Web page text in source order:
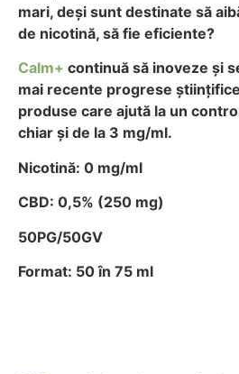
mari, deși sunt destinate să
de nicotină, să fie eficiente?
Calm+ continuă să inoveze și
mai recente progrese
produse care ajută la un
chiar și de la 3 mg/ml.
Nicotină: 0 mg/ml
CBD: 0,5% (250 mg)
50PG/50GV
Format: 50 în 75 ml